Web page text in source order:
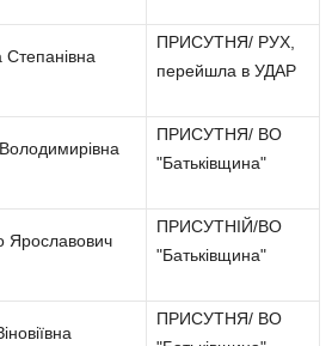
ПРИСУТНЯ/ РУХ,
перейшла в УДАР
ПРИСУТНЯ/ ВО
"Батьківщина"
Ярославович
ПРИСУТНІЙ/ВО
"Батьківщина"
ПРИСУТНЯ/ ВО